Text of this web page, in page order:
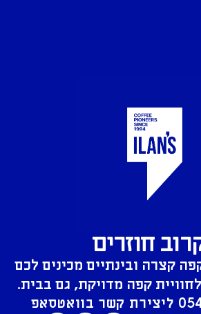
חוזרים
קצרה ובינתיים מכינים לכם
קפה מדויקת, גם בבית.